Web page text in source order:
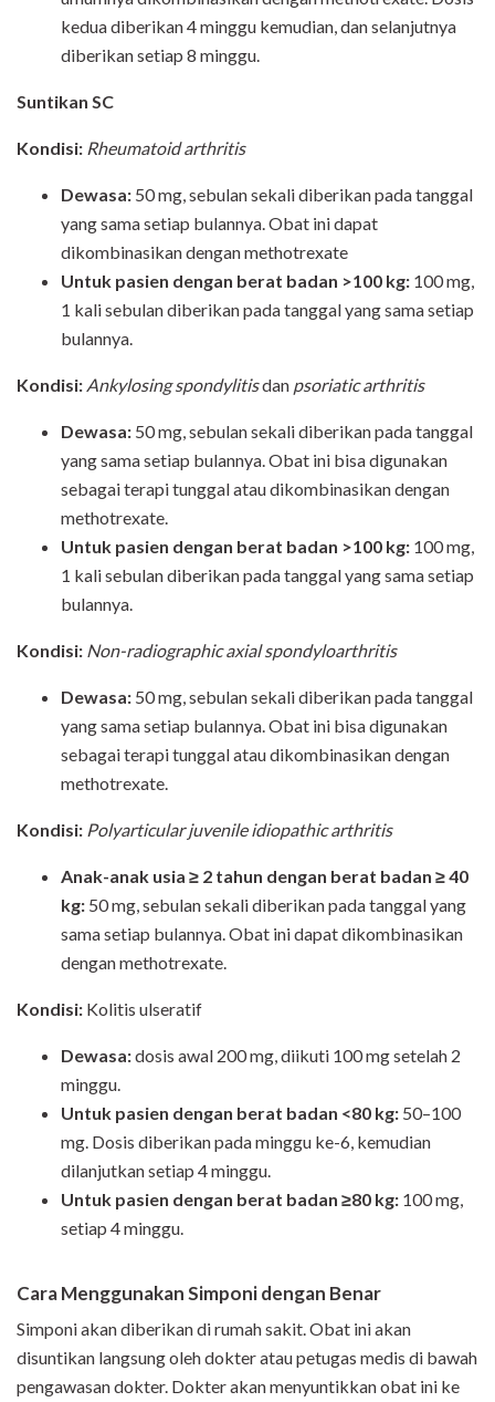
kedua diberikan 4 minggu kemudian, dan selanjutnya
diberikan setiap 8 minggu.
Suntikan SC
Kondisi: Rheumatoid arthritis
Dewasa: 50 mg, sebulan sekali diberikan pada tanggal
yang sama setiap bulannya. Obat ini dapat
dikombinasikan dengan methotrexate
Untuk pasien dengan berat badan >100 kg: 100 mg,
1 kali sebulan diberikan pada tanggal yang sama setiap
bulannya.
Kondisi: Ankylosing spondylitisdan psoriatic arthritis
Dewasa: 50 mg, sebulan sekali diberikan pada tanggal
yang sama setiap bulannya. Obat ini bisa digunakan
sebagai terapi tunggal atau dikombinasikan dengan
methotrexate.
Untuk pasien dengan berat badan >100 kg: 100 mg,
1 kali sebulan diberikan pada tanggal yang sama setiap
bulannya.
Kondisi: Non-radiographic axial spondyloarthritis
Dewasa: 50 mg, sebulan sekali diberikan pada tanggal
yang sama setiap bulannya. Obat ini bisa digunakan
sebagai terapi tunggal atau dikombinasikan dengan
methotrexate.
Kondisi: Polyarticular juvenile idiopathic arthritis
Anak-anak usia ≥ 2 tahun dengan berat badan ≥ 40
kg: 50 mg, sebulan sekali diberikan pada tanggal yang
sama setiap bulannya. Obat ini dapat dikombinasikan
dengan methotrexate.
Kondisi: Kolitis ulseratif
Dewasa:dosis awal 200 mg, diikuti 100 mg setelah 2
minggu.
Untuk pasien dengan berat badan <80 kg: 50–100
mg. Dosis diberikan pada minggu ke-6, kemudian
dilanjutkan setiap 4 minggu.
Untuk pasien dengan berat badan ≥80 kg: 100 mg,
setiap 4 minggu.
Cara Menggunakan Simponi dengan Benar
Simponi akan diberikan di rumah sakit. Obat ini akan
disuntikan langsung oleh dokter atau petugas medis di bawah
pengawasan dokter. Dokter akan menyuntikkan obat ini ke